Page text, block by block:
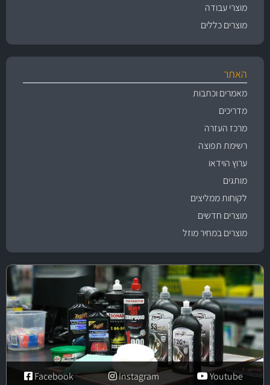
מוצרי עבודה
מוצרים כללים
האתר
מאמרים וכתבות
מדריכים
מרכז העזרה
רשימת תפוצה
ערוץ הוידאו
מותגים
לקוחות ממליצים
מוצרים חדשים
מוצרים במחיר מוזל
Youtube
Instagram
Facebook